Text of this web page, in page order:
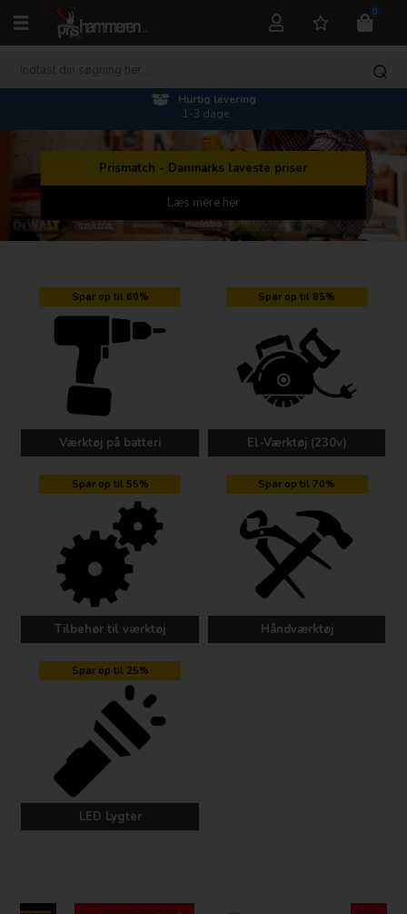
0
Hurtig levering
1-3 dage
Prismatch - Danmarks laveste priser
Læs mere her
Værktøj på batteri
Spar op til 60%
El-Værktøj (230v)
Spar op til 85%
Tilbehør til værktøj
Spar op til 55%
Håndværktøj
Spar op til 70%
LED Lygter
Spar op til 25%